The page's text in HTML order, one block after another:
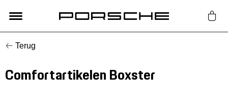
Lifestyle
Auto Accessoires
Terug
Comfortartikelen Boxster